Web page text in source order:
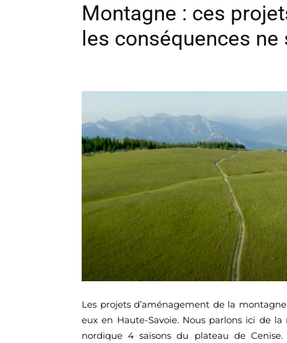
Montagne : ces
les conséquences
Les projets d’aménagement de la
eux en Haute-Savoie. Nous parlons ici de
nordique 4 saisons du plateau de